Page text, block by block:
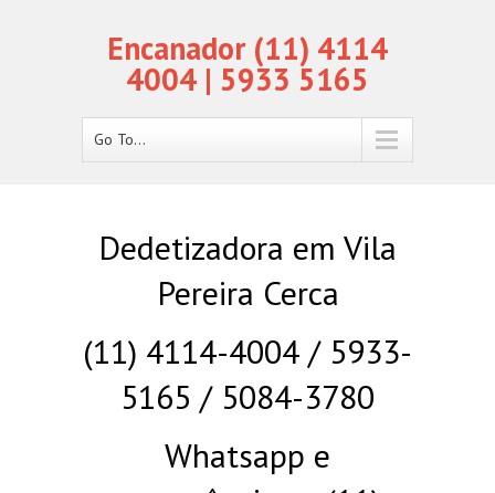
Encanador (11) 4114
4004 | 5933 5165
Go To...
Dedetizadora em Vila
Pereira Cerca
(11) 4114-4004 / 5933-
5165 / 5084-3780
Whatsapp e